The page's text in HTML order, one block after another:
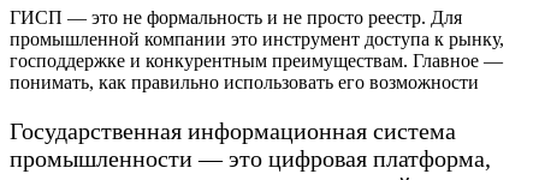
ГИСП — это не формальность и не просто реестр. Для
промышленной компании это инструмент доступа к рынку,
господдержке и конкурентным преимуществам. Главное —
понимать, как правильно использовать его возможности
Государственная информационная система
промышленности — это цифровая платформа,